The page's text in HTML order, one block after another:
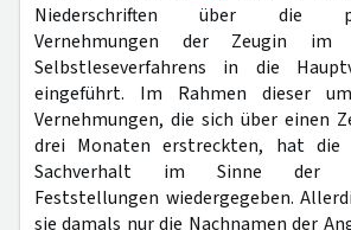
Niederschriften über die
Vernehmungen der Zeugin im
Selbstleseverfahrens in die
eingeführt. Im Rahmen dieser
Vernehmungen, die sich über einen
drei Monaten erstreckten, hat die
Sachverhalt im Sinne der
Feststellungen wiedergegeben.
sie damals nur die Nachnamen der